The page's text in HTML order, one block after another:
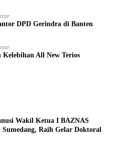
DPD Gerindra di Banten
Kelebihan All New Terios
Wakil Ketua I BAZNAS
Sumedang, Raih Gelar Doktoral